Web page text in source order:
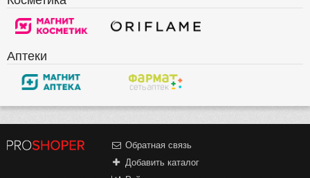
Аптеки
Обратная связь
Добавить каталог